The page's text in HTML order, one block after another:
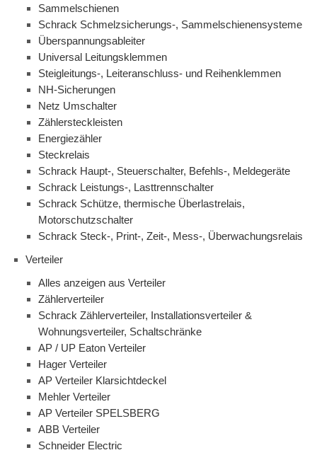
Sammelschienen
Schrack Schmelzsicherungs-, Sammelschienensysteme
Überspannungsableiter
Universal Leitungsklemmen
Steigleitungs-, Leiteranschluss- und Reihenklemmen
NH-Sicherungen
Netz Umschalter
Zählersteckleisten
Energiezähler
Steckrelais
Schrack Haupt-, Steuerschalter, Befehls-, Meldegeräte
Schrack Leistungs-, Lasttrennschalter
Schrack Schütze, thermische Überlastrelais,
Motorschutzschalter
Schrack Steck-, Print-, Zeit-, Mess-, Überwachungsrelais
Verteiler
Alles anzeigen aus Verteiler
Zählerverteiler
Schrack Zählerverteiler, Installationsverteiler &
Wohnungsverteiler, Schaltschränke
AP / UP Eaton Verteiler
Hager Verteiler
AP Verteiler Klarsichtdeckel
Mehler Verteiler
AP Verteiler SPELSBERG
ABB Verteiler
Schneider Electric